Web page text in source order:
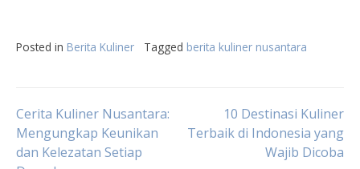
Posted in Berita Kuliner Tagged berita kuliner nusantara
Post
Cerita Kuliner Nusantara:
Mengungkap Keunikan
dan Kelezatan Setiap
10 Destinasi Kuliner
Terbaik di Indonesia yang
Wajib Dicoba